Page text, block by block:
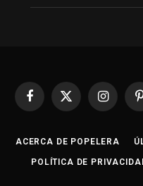
Facebook
X
Instagram
ACERCA DE POPELERA
POLÍTICA DE